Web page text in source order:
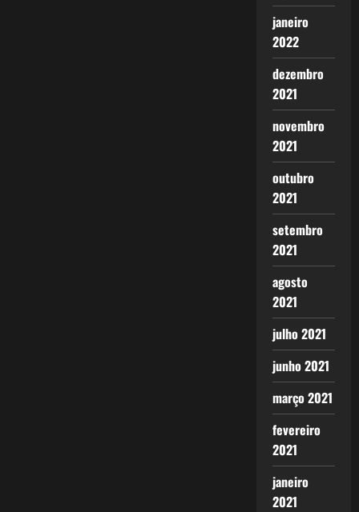
janeiro
2022
dezembro
2021
novembro
2021
outubro
2021
setembro
2021
agosto
2021
julho 2021
junho 2021
março 2021
fevereiro
2021
janeiro
2021